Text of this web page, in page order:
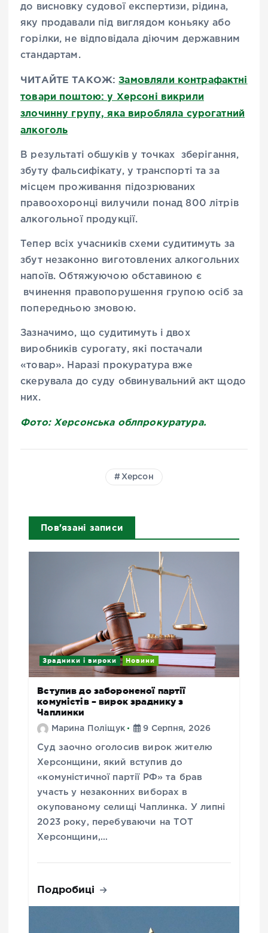
до висновку судової експертизи, рідина,
яку продавали під виглядом коньяку або
горілки, не відповідала діючим державним
стандартам.
ЧИТАЙТЕ ТАКОЖ:Замовляли контрафактні
товари поштою: у Херсоні викрили
злочинну групу, яка виробляла сурогатний
алкоголь
В результаті обшуків у точках зберігання,
збуту фальсифікату, у транспорті та за
місцем проживання підозрюваних
правоохоронці вилучили понад 800 літрів
алкогольної продукції.
Тепер всіх учасників схеми судитимуть за
збут незаконно виготовлених алкогольних
напоїв. Обтяжуючою обставиною є
вчинення правопорушення групою осіб за
попередньою змовою.
Зазначимо, що судитимуть і двох
виробників сурогату, які постачали
«товар». Наразі прокуратура вже
скерувала до суду обвинувальний акт щодо
них.
Фото: Херсонська облпрокуратура.
Херсон
Пов'язані записи
Зрадники і вироки Новини
Вступив до забороненої партії
комуністів – вирок зраднику з
Чаплинки
Марина Поліщук 9 Серпня, 2026
Суд заочно оголосив вирок жителю
Херсонщини, який вступив до
«комуністичної партії РФ» та брав
участь у незаконних виборах в
окупованому селищі Чаплинка. У липні
2023 року, перебуваючи на ТОТ
Херсонщини,…
Подробиці